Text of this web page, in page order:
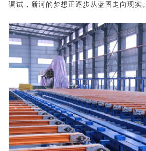
调试，新河的梦想正逐步从蓝图走向现实。